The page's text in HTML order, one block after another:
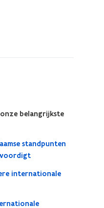
belangrijkste
standpunten
internationale